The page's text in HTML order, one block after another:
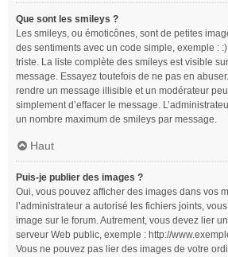
Que sont les smileys ?
Les smileys, ou émoticônes, sont de petites
des sentiments avec un code simple, exemple :
triste. La liste complète des smileys est visible
message. Essayez toutefois de ne pas en
rendre un message illisible et un modérateur
simplement d’effacer le message.
un nombre maximum de smileys par message.
Haut
Puis-je publier des images ?
Oui, vous pouvez afficher des images dans vos
l’administrateur a autorisé les fichiers joints,
image sur le forum. Autrement, vous devez lier
serveur Web public, exemple : http://
Vous ne pouvez pas lier des images de votre